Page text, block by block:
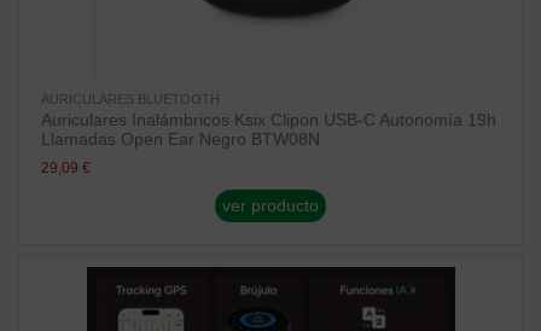
AURICULARES BLUETOOTH
Auriculares Inalámbricos Ksix Clipon USB-C Autonomía 19h
Llamadas Open Ear Negro BTW08N
29,09 €
ver producto